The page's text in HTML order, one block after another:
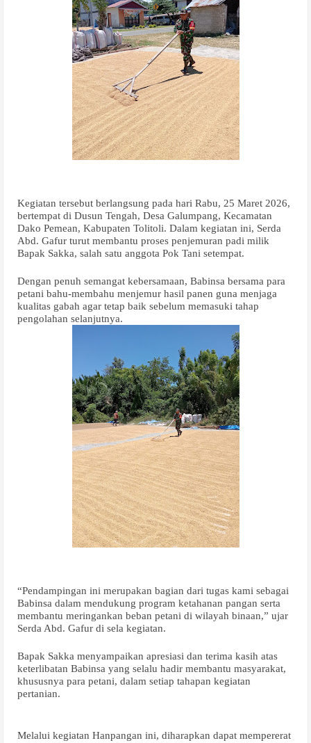
Kegiatan tersebut berlangsung pada hari Rabu, 25 Maret 2026,
bertempat di Dusun Tengah, Desa Galumpang, Kecamatan
Dako Pemean, Kabupaten Tolitoli. Dalam kegiatan ini, Serda
Abd. Gafur turut membantu proses penjemuran padi milik
Bapak Sakka, salah satu anggota Pok Tani setempat.
Dengan penuh semangat kebersamaan, Babinsa bersama para
petani bahu-membahu menjemur hasil panen guna menjaga
kualitas gabah agar tetap baik sebelum memasuki tahap
pengolahan selanjutnya.
“Pendampingan ini merupakan bagian dari tugas kami sebagai
Babinsa dalam mendukung program ketahanan pangan serta
membantu meringankan beban petani di wilayah binaan,” ujar
Serda Abd. Gafur di sela kegiatan.
Bapak Sakka menyampaikan apresiasi dan terima kasih atas
keterlibatan Babinsa yang selalu hadir membantu masyarakat,
khususnya para petani, dalam setiap tahapan kegiatan
pertanian.
Melalui kegiatan Hanpangan ini, diharapkan dapat mempererat